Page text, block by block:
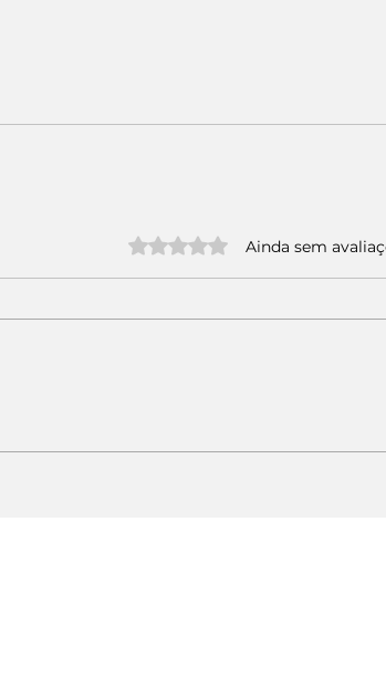
Avaliado com 0 de 5 estrelas.
Ainda sem